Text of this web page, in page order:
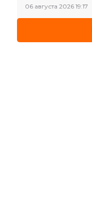
06 августа 2026 19:17